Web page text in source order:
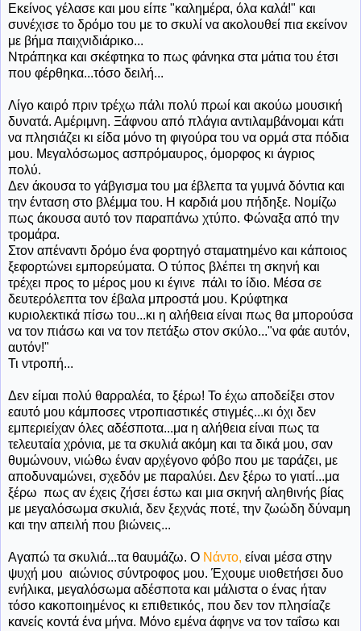
Εκείνος γέλασε και μου είπε "καλημέρα, όλα καλά!" και
συνέχισε το δρόμο του με το σκυλί να ακολουθεί πια εκείνον
με βήμα παιχνιδιάρικο...
Ντράπηκα και σκέφτηκα το πως φάνηκα στα μάτια του έτσι
που φέρθηκα...τόσο δειλή...
Λίγο καιρό πριν τρέχω πάλι πολύ πρωί και ακούω μουσική
δυνατά. Αμέριμνη. Ξάφνου από πλάγια αντιλαμβάνομαι κάτι
να πλησιάζει κι είδα μόνο τη φιγούρα του να ορμά στα πόδια
μου. Μεγαλόσωμος ασπρόμαυρος, όμορφος κι άγριος
πολύ.
Δεν άκουσα το γάβγισμα του μα έβλεπα τα γυμνά δόντια και
την ένταση στο βλέμμα του. Η καρδιά μου πήδηξε. Νομίζω
πως άκουσα αυτό τον παραπάνω χτύπο. Φώναξα από την
τρομάρα.
Στον απέναντι δρόμο ένα φορτηγό σταματημένο και κάποιος
ξεφορτώνει εμπορεύματα. Ο τύπος βλέπει τη σκηνή και
τρέχει προς το μέρος μου κι έγινε πάλι το ίδιο. Μέσα σε
δευτερόλεπτα τον έβαλα μπροστά μου. Κρύφτηκα
κυριολεκτικά πίσω του...κι η αλήθεια είναι πως θα μπορούσα
να τον πιάσω και να τον πετάξω στον σκύλο..."να φάε αυτόν,
αυτόν!"
Τι ντροπή...
Δεν είμαι πολύ θαρραλέα, το ξέρω! Το έχω αποδείξει στον
εαυτό μου κάμποσες ντροπιαστικές στιγμές...κι όχι δεν
εμπεριείχαν όλες αδέσποτα...μα η αλήθεια είναι πως τα
τελευταία χρόνια, με τα σκυλιά ακόμη και τα δικά μου, σαν
θυμώνουν, νιώθω έναν αρχέγονο φόβο που με ταράζει, με
αποδυναμώνει, σχεδόν με παραλύει. Δεν ξέρω το γιατί...μα
ξέρω πως αν έχεις ζήσει έστω και μια σκηνή αληθινής βίας
με μεγαλόσωμα σκυλιά, δεν ξεχνάς ποτέ, την ζωώδη δύναμη
και την απειλή που βιώνεις...
Αγαπώ τα σκυλιά...τα θαυμάζω. Ο Νάντο, είναι μέσα στην
ψυχή μου αιώνιος σύντροφος μου. Έχουμε υιοθετήσει δυο
ενήλικα, μεγαλόσωμα αδέσποτα και μάλιστα ο ένας ήταν
τόσο κακοποιημένος κι επιθετικός, που δεν τον πλησίαζε
κανείς κοντά ένα μήνα. Μόνο εμένα άφηνε να τον ταΐσω και